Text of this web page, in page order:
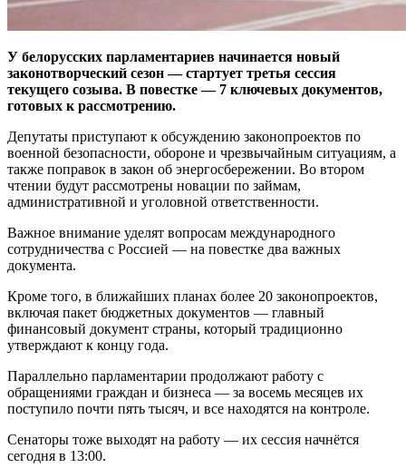
У белорусских парламентариев начинается новый
законотворческий сезон — стартует третья сессия
текущего созыва. В повестке — 7 ключевых документов,
готовых к рассмотрению.
Депутаты приступают к обсуждению законопроектов по
военной безопасности, обороне и чрезвычайным ситуациям, а
также поправок в закон об энергосбережении. Во втором
чтении будут рассмотрены новации по займам,
административной и уголовной ответственности.
Важное внимание уделят вопросам международного
сотрудничества с Россией — на повестке два важных
документа.
Кроме того, в ближайших планах более 20 законопроектов,
включая пакет бюджетных документов — главный
финансовый документ страны, который традиционно
утверждают к концу года.
Параллельно парламентарии продолжают работу с
обращениями граждан и бизнеса — за восемь месяцев их
поступило почти пять тысяч, и все находятся на контроле.
Сенаторы тоже выходят на работу — их сессия начнётся
сегодня в 13:00.